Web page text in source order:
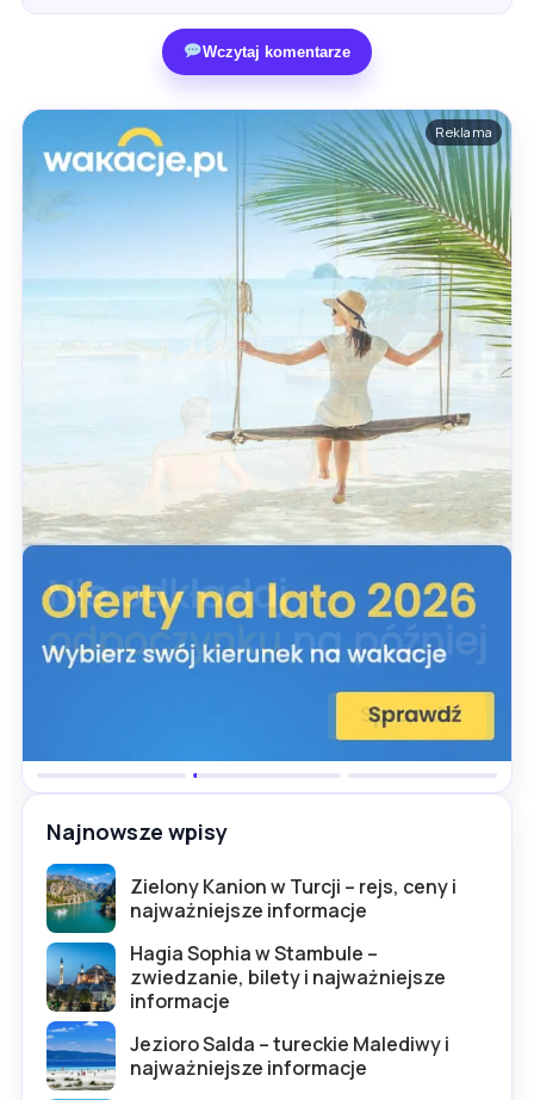
Wczytaj komentarze
Reklama
Najnowsze wpisy
Zielony Kanion w Turcji – rejs, ceny i
najważniejsze informacje
Hagia Sophia w Stambule –
zwiedzanie, bilety i najważniejsze
informacje
Jezioro Salda – tureckie Malediwy i
najważniejsze informacje